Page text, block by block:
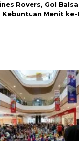
Rovers, Gol
Kebuntuan Menit ke-